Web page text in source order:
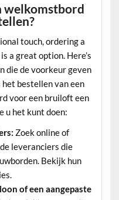
welkomstbord
touch, ordering a
a great option. Here’s
die de voorkeur geven
bestellen van een
voor een bruiloft een
u het kunt doen:
Zoek online of
leveranciers die
Bekijk hun
of een aangepaste